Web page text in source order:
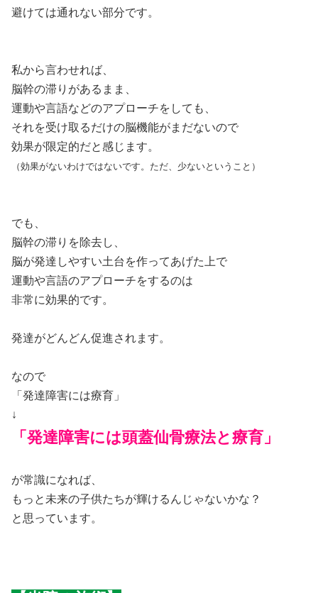
避けては通れない部分です。
私から言わせれば、
脳幹の滞りがあるまま、
運動や言語などのアプローチをしても、
それを受け取るだけの脳機能がまだないので
効果が限定的だと感じます。
（効果がないわけではないです。ただ、少ないということ）
でも、
脳幹の滞りを除去し、
脳が発達しやすい土台を作ってあげた上で
運動や言語のアプローチをするのは
非常に効果的です。
発達がどんどん促進されます。
なので
「発達障害には療育」
↓
「発達障害には頭蓋仙骨療法と療育」
が常識になれば、
もっと未来の子供たちが輝けるんじゃないかな？
と思っています。